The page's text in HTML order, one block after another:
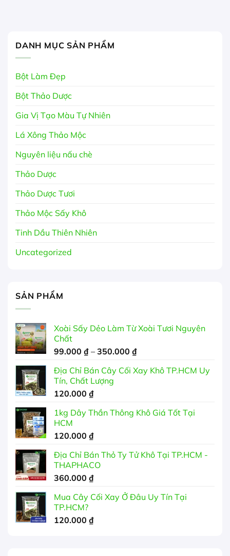
DANH MỤC SẢN PHẨM
Bột Làm Đẹp
Bột Thảo Dược
Gia Vị Tạo Màu Tự Nhiên
Lá Xông Thảo Mộc
Nguyên liệu nấu chè
Thảo Dược
Thảo Dược Tươi
Thảo Mộc Sấy Khô
Tinh Dầu Thiên Nhiên
Uncategorized
SẢN PHẨM
Xoài Sấy Dẻo Làm Từ Xoài Tươi Nguyên
Chất
99.000 ₫ – 350.000 ₫Khoảng
từ
Địa Chỉ Bán Cây Cối Xay Khô TP.HCM Uy
Tín, Chất Lượng
120.000 ₫
1kg Dây Thần Thông Khô Giá Tốt Tại
HCM
120.000 ₫
Địa Chỉ Bán Thỏ Ty Tử Khô Tại TP.HCM -
THAPHACO
360.000 ₫
Mua Cây Cối Xay Ở Đâu Uy Tín Tại
TP.HCM?
120.000 ₫